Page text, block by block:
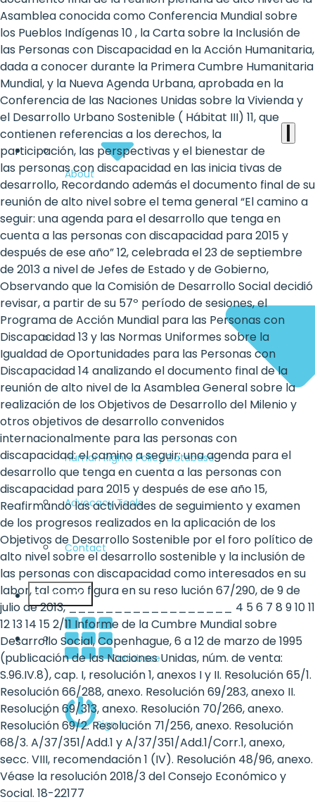
of
the
international
agenda
About
Human Rights Policy Database
Advocacy Tools
Contact
English
Database
Sign in
Asamblea conocida como Conferencia Mundial sobre
los Pueblos Indígenas 10 , la Carta sobre la Inclusión de
las Personas con Discapacidad en la Acción Humanitaria,
dada a conocer durante la Primera Cumbre Humanitaria
Mundial, y la Nueva Agenda Urbana, aprobada en la
Conferencia de las Naciones Unidas sobre la Vivienda y
el Desarrollo Urbano Sostenible ( Hábitat III) 11, que
contienen referencias a los derechos, la
participación, las perspectivas y el bienestar de
las personas con discapacidad en las inicia tivas de
desarrollo, Recordando además el documento final de su
reunión de alto nivel sobre el tema general “El camino a
seguir: una agenda para el desarrollo que tenga en
cuenta a las personas con discapacidad para 2015 y
después de ese año” 12, celebrada el 23 de septiembre
de 2013 a nivel de Jefes de Estado y de Gobierno,
Observando que la Comisión de Desarrollo Social decidió
revisar, a partir de su 57º período de sesiones, el
Programa de Acción Mundial para las Personas con
Discapacidad 13 y las Normas Uniformes sobre la
Igualdad de Oportunidades para las Personas con
Discapacidad 14 analizando el documento final de la
reunión de alto nivel de la Asamblea General sobre la
realización de los Objetivos de Desarrollo del Milenio y
otros objetivos de desarrollo convenidos
internacionalmente para las personas con
discapacidad: el camino a seguir: una agenda para el
desarrollo que tenga en cuenta a las personas con
discapacidad para 2015 y después de ese año 15,
Reafirmando las actividades de seguimiento y examen
de los progresos realizados en la aplicación de los
Objetivos de Desarrollo Sostenible por el foro político de
alto nivel sobre el desarrollo sostenible y la inclusión de
las personas con discapacidad como interesados en su
labor, tal como figura en su reso lución 67/290, de 9 de
julio de 2013, __________________ 4 5 6 7 8 9 10 11
12 13 14 15 2/11 Informe de la Cumbre Mundial sobre
Desarrollo Social, Copenhague, 6 a 12 de marzo de 1995
(publicación de las Naciones Unidas, núm. de venta:
S.96.IV.8), cap. I, resolución 1, anexos I y II. Resolución 65/1.
Resolución 66/288, anexo. Resolución 69/283, anexo II.
Resolución 69/313, anexo. Resolución 70/266, anexo.
Resolución 69/2. Resolución 71/256, anexo. Resolución
68/3. A/37/351/Add.1 y A/37/351/Add.1/Corr.1, anexo,
secc. VIII, recomendación 1 (IV). Resolución 48/96, anexo.
Véase la resolución 2018/3 del Consejo Económico y
Social. 18-22177